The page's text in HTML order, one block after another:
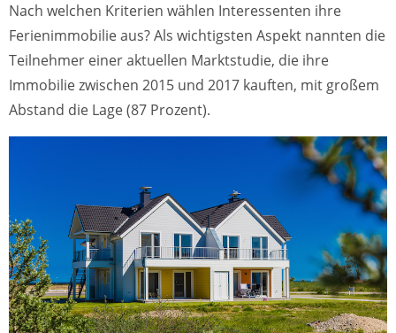
Nach welchen Kriterien wählen Interessenten ihre
Ferienimmobilie aus? Als wichtigsten Aspekt nannten die
Teilnehmer einer aktuellen Marktstudie, die ihre
Immobilie zwischen 2015 und 2017 kauften, mit großem
Abstand die Lage (87 Prozent).